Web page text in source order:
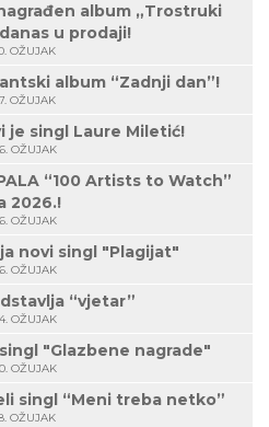
album „Trostruki
u prodaji!
OŽUJAK
album “Zadnji dan”!
OŽUJAK
je singl Laure Miletić!
OŽUJAK
“100 Artists to Watch”
2026.!
OŽUJAK
novi singl "Plagijat"
OŽUJAK
“vjetar”
OŽUJAK
"Glazbene nagrade"
OŽUJAK
singl “Meni treba netko”
OŽUJAK